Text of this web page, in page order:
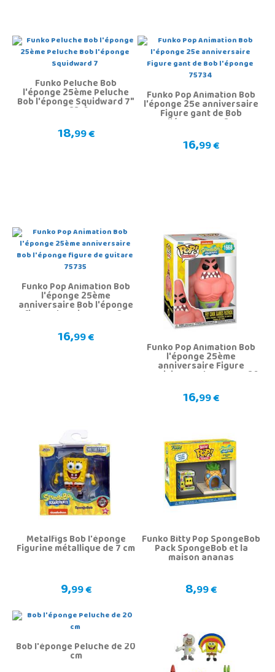
Funko Peluche Bob
l'éponge 25ème Peluche
Bob l'éponge Squidward 7"
78316
18,99 €
Funko Pop Animation Bob
l'éponge 25e anniversaire
Figure gant de Bob
l'éponge 75734
16,99 €
Funko Pop Animation Bob
l'éponge 25ème
anniversaire Bob l'éponge
figure de guitare 75735
16,99 € Funko Pop Animation Bob
l'éponge 25ème
anniversaire Figure
Patricio Muscleman 75736
16,99 €
Metalfigs Bob l'éponge
Figurine métallique de 7 cm
9,99 €
Funko Bitty Pop SpongeBob
Pack SpongeBob et la
maison ananas
8,99 €
Bob l'éponge Peluche de 20
cm